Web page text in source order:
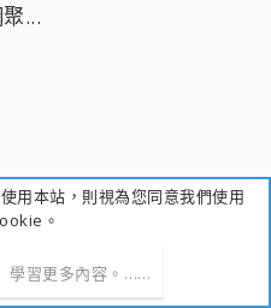
...
用本站，則視為您同意我們使用
。
學習更多內容。……